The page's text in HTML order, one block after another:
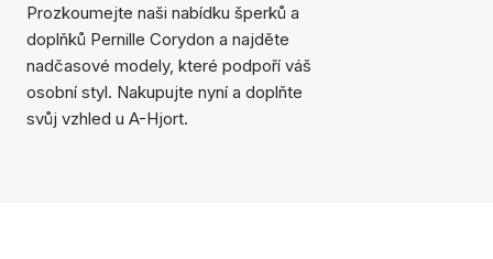
Prozkoumejte naši nabídku šperků a
doplňků Pernille Corydon a najděte
nadčasové modely, které podpoří váš
osobní styl. Nakupujte nyní a doplňte
svůj vzhled u A-Hjort.